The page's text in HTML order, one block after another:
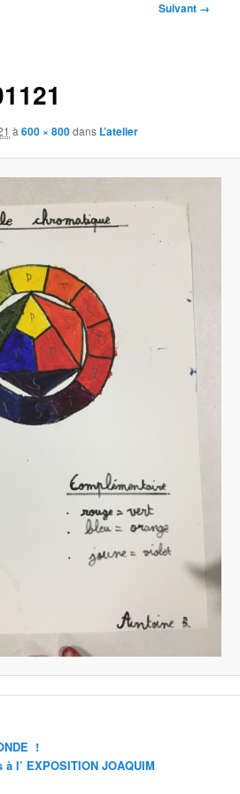
Suivant →
à600 × 800dans L’atelier
!
l’ EXPOSITION JOAQUIM